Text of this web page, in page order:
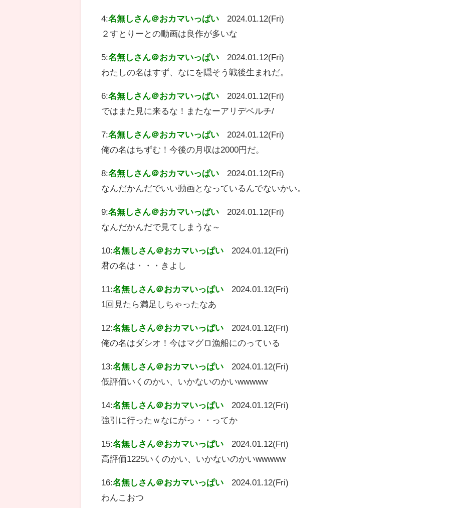
4:名無しさん＠おカマいっぱい
2024.01.12(Fri)
２すとりーとの動画は良作が多いな
5:名無しさん＠おカマいっぱい
2024.01.12(Fri)
わたしの名はすず、なにを隠そう戦後生まれだ。
6:名無しさん＠おカマいっぱい
2024.01.12(Fri)
ではまた見に来るな！またなーアリデベルチ/
7:名無しさん＠おカマいっぱい
2024.01.12(Fri)
俺の名はちずむ！今後の月収は2000円だ。
8:名無しさん＠おカマいっぱい
2024.01.12(Fri)
なんだかんだでいい動画となっているんでないかい。
9:名無しさん＠おカマいっぱい
2024.01.12(Fri)
なんだかんだで見てしまうな～
10:名無しさん＠おカマいっぱい
2024.01.12(Fri)
君の名は・・・きよし
11:名無しさん＠おカマいっぱい
2024.01.12(Fri)
1回見たら満足しちゃったなあ
12:名無しさん＠おカマいっぱい
2024.01.12(Fri)
俺の名はダシオ！今はマグロ漁船にのっている
13:名無しさん＠おカマいっぱい
2024.01.12(Fri)
低評価いくのかい、いかないのかいwwwww
14:名無しさん＠おカマいっぱい
2024.01.12(Fri)
強引に行ったｗなにがっ・・ってか
15:名無しさん＠おカマいっぱい
2024.01.12(Fri)
高評価1225いくのかい、いかないのかいwwwww
16:名無しさん＠おカマいっぱい
2024.01.12(Fri)
わんこおつ